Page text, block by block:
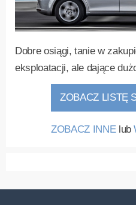
Dobre osiągi, tanie w
eksploatacji, ale dające
ZOBACZ LISTĘ
ZOBACZ INNElub